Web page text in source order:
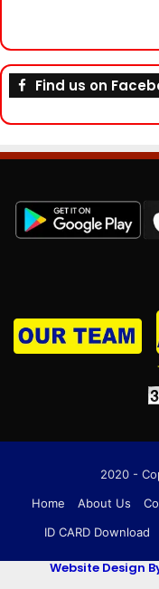
Find us on
2020 -
Home
About Us
ID CARD Download
Website Design